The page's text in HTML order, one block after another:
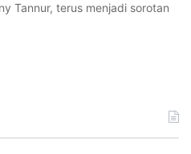
Tannur, terus menjadi sorotan